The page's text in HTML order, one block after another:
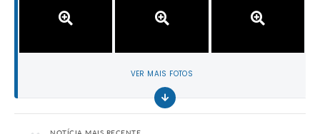
VER MAIS FOTOS